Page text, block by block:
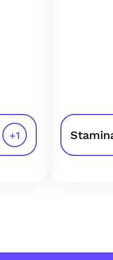
+1